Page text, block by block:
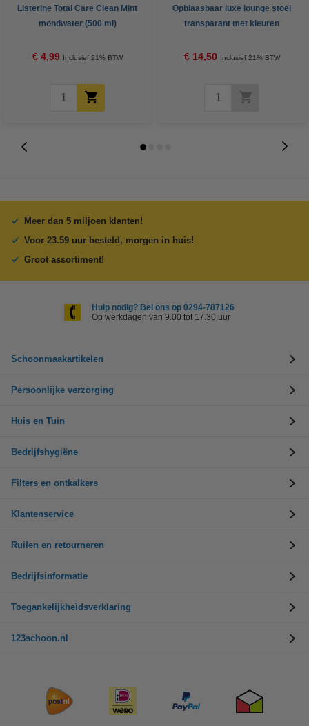
Listerine Total Care Clean Mint
mondwater (500 ml)
€ 4,99 Inclusief 21% BTW
Opblaasbaar luxe lounge stoel
transparant met kleuren
€ 14,50 Inclusief 21% BTW
Meer dan 5 miljoen klanten!
Voor 23.59 uur besteld, morgen in huis!
Groot assortiment!
Hulp nodig? Bel ons op 0294-787126
Op werkdagen van 9.00 tot 17.30 uur
Schoonmaakartikelen
Persoonlijke verzorging
Huis en Tuin
Bedrijfshygiëne
Filters en ontkalkers
Klantenservice
Ruilen en retourneren
Bedrijfsinformatie
Toegankelijkheidsverklaring
123schoon.nl